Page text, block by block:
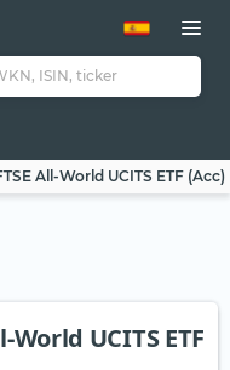
All-World UCITS ETF (Acc)
UCITS ETF